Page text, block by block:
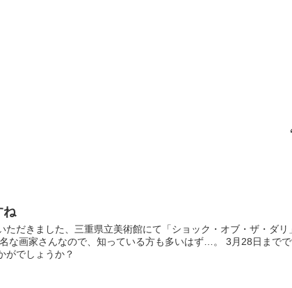
ね
ただきました、三重県立美術館にて「ショック・オブ・ザ・ダリ
な画家さんなので、知っている方も多いはず…。 3月28日まで
がでしょうか？